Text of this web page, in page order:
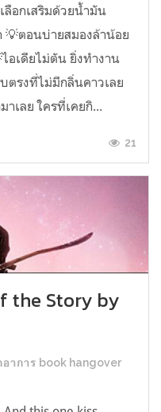
ลือกเสริมด้วยน้ำมัน
💡ตอนบ่ายสมองล้าน้อย
อเดียไม่ตัน ยิ่งทำงาน
ตรงที่ไม่มีกลิ่นคาวเลย
เลย ใครที่เคยกิ...
21
the Story by
าการ book hangover